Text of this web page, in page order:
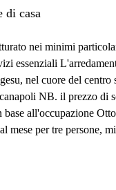
di casa
nei minimi
essenziali
nel cuore del centro
NB. il prezzo di
all'occupazione
mese per tre persone,